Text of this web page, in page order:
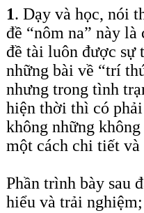
1. Dạy và học, nói
đề “nôm na” này
đề tài luôn được sự
những bài về “trí
nhưng trong tình
hiện thời thì có
không những
một cách chi tiết
Phần trình bày sau
hiểu và trải